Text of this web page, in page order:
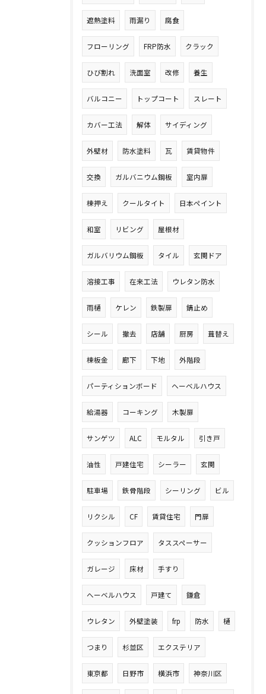
遮熱塗料 雨漏り 腐食
フローリング FRP防水 クラック
ひび割れ 洗面室 改修 養生
バルコニー トップコート スレート
カバー工法 解体 サイディング
外壁材 防水塗料 瓦 賃貸物件
交換 ガルバニウム鋼板 室内扉
棟押え クールタイト 日本ペイント
和室 リビング 屋根材
ガルバリウム鋼板 タイル 玄関ドア
溶接工事 在来工法 ウレタン防水
雨樋 ケレン 鉄製扉 錆止め
シール 撤去 店舗 厨房 葺替え
棟板金 廊下 下地 外階段
パーティションボード ヘーベルハウス
給湯器 コーキング 木製扉
サンゲツ ALC モルタル 引き戸
油性 戸建住宅 シーラー 玄関
駐車場 鉄骨階段 シーリング ビル
リクシル CF 賃貸住宅 門扉
クッションフロア タススペーサー
ガレージ 床材 手すり
へーベルハウス 戸建て 鎌倉
ウレタン 外壁塗装 frp 防水 樋
つまり 杉並区 エクステリア
東京都 日野市 横浜市 神奈川区